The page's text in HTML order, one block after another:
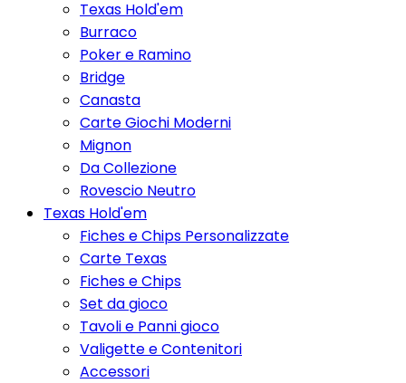
Texas Hold'em
Burraco
Poker e Ramino
Bridge
Canasta
Carte Giochi Moderni
Mignon
Da Collezione
Rovescio Neutro
Texas Hold'em
Fiches e Chips Personalizzate
Carte Texas
Fiches e Chips
Set da gioco
Tavoli e Panni gioco
Valigette e Contenitori
Accessori